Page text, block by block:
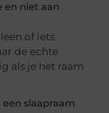
en niet aan
of iets
de echte
als je het raam
slaapraam